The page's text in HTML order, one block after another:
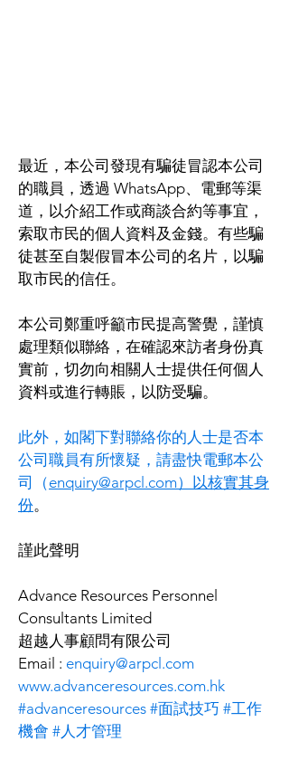
最近，本公司發現有騙徒冒認本公司
的職員，透過 WhatsApp、電郵等渠
道，以介紹工作或商談合約等事宜，
索取市民的個人資料及金錢。有些騙
徒甚至自製假冒本公司的名片，以騙
取市民的信任。
本公司鄭重呼籲市民提高警覺，謹慎
處理類似聯絡，在確認來訪者身份真
實前，切勿向相關人士提供任何個人
資料或進行轉賬，以防受騙。
此外，如閣下對聯絡你的人士是否本
公司職員有所懷疑，請盡快電郵本公
司（enquiry@arpcl.com）以核實其身
份。
謹此聲明
Advance Resources Personnel
Consultants Limited
超越 人事顧問有限公司
Email : enquiry@arpcl.com
www.advanceresources.com.hk
#advanceresources #面試技巧 #工作
機會 #人才管理